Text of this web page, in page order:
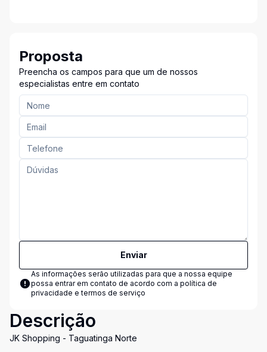
Proposta
Preencha os campos para que um de nossos
especialistas entre em contato
Enviar
As informações serão utilizadas para que a nossa equipe
possa entrar em contato de acordo com a política de
privacidade e termos de serviço
Descrição
JK Shopping - Taguatinga Norte